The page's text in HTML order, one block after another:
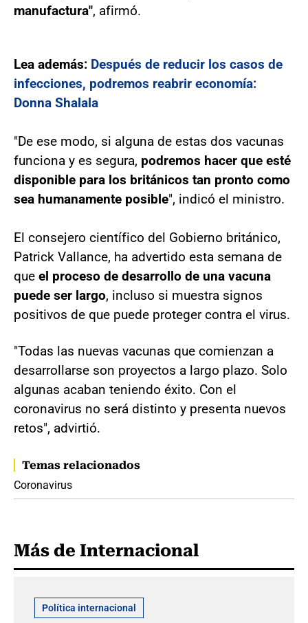
manufactura", afirmó.
Lea además: Después de reducir los casos de
infecciones, podremos reabrir economía:
Donna Shalala
"De ese modo, si alguna de estas dos vacunas
funciona y es segura, podremos hacer que esté
disponible para los británicos tan pronto como
sea humanamente posible", indicó el ministro.
El consejero científico del Gobierno británico,
Patrick Vallance, ha advertido esta semana de
que el proceso de desarrollo de una vacuna
puede ser largo, incluso si muestra signos
positivos de que puede proteger contra el virus.
"Todas las nuevas vacunas que comienzan a
desarrollarse son proyectos a largo plazo. Solo
algunas acaban teniendo éxito. Con el
coronavirus no será distinto y presenta nuevos
retos", advirtió.
Temas relacionados
Coronavirus
Más de Internacional
Política internacional